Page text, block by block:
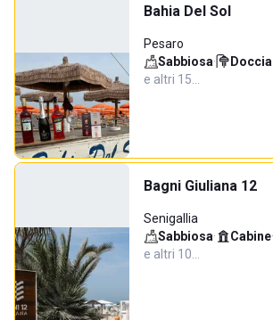
Bahia Del Sol
Pesaro
Sabbiosa·
e altri 15…
Bagni Giuliana 12
Senigallia
Sabbiosa· Cabine·
e altri 10…